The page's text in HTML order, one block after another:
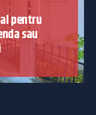
pentru
sau